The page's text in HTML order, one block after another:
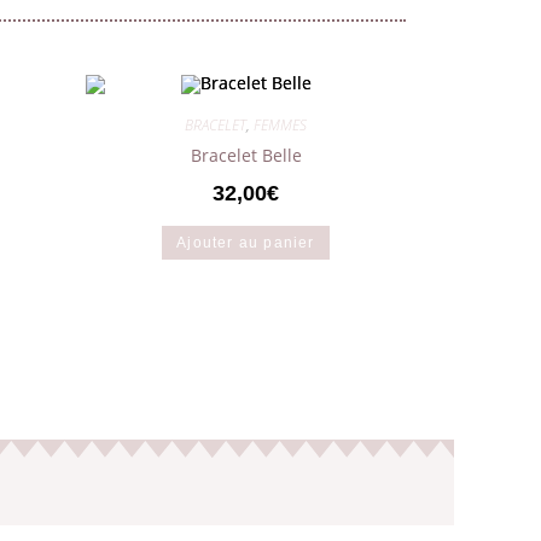
BRACELET, FEMMES
Bracelet Belle
32,00€
Ajouter au panier